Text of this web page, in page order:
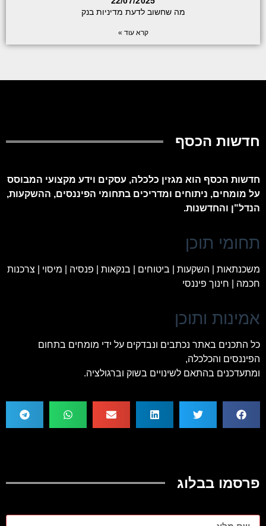
מה שחשוב לדעת מדיניות בנק
קרא עוד »
חדשות הכסף
חדשות הכסף הוא מגזין כלכלה, עסקים וידע מקצועי המבוסס
על מומחים, ניתוחים ומדריכים בתחומי הפיננסים, ההשקעות,
הנדל"ן והחדשנות.
תחומי תוכן
משכנתאות | השקעות | ביטוחים | בנקאות | פנסיה | מיסוי | צרכנות
חכמה | חינוך פיננסי
אמינות ותוכן
כל התכנים באתר נכתבים ונבדקים על ידי מומחים בתחום
הפיננסים והכלכלה,
ומתעדכנים בהתאם לשינויים בשוק וברגולציה.
פרסמו בבלוג